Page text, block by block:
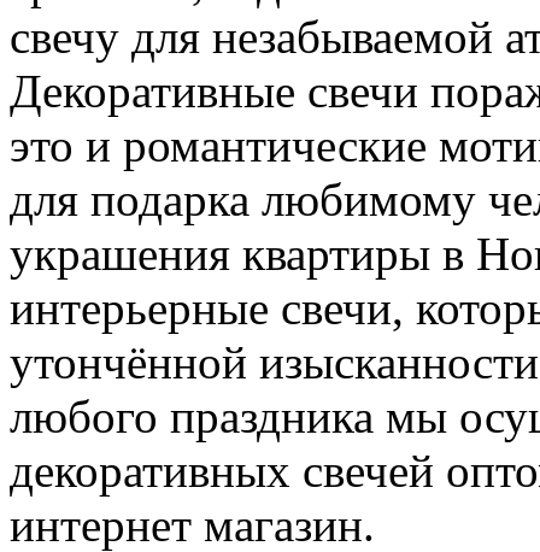
свечу для незабываемой
Декоративные свечи
это и романтические
для подарка любимому
украшения квартиры в
интерьерные свечи,
утончённой
любого праздника мы
декоративных свечей
интернет магазин.